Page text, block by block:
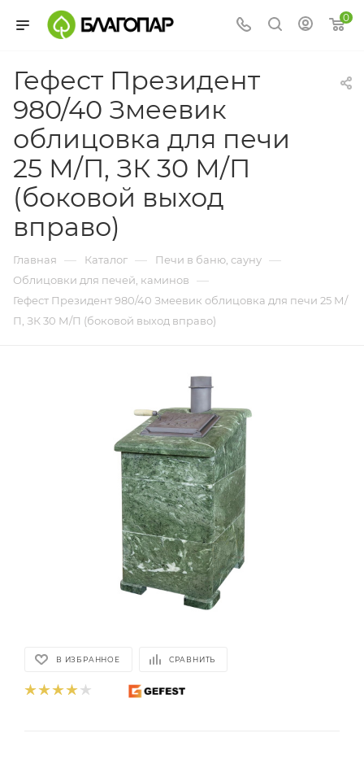
0
Гефест Президент
980/40 Змеевик
облицовка для печи
25 М/П, ЗК 30 М/П
(боковой выход
вправо)
Главная — Каталог — Печи в баню, сауну —
Облицовки для печей, каминов —
Гефест Президент 980/40 Змеевик облицовка для печи 25 М/
П, ЗК 30 М/П (боковой выход вправо)
В ИЗБРАННОЕ СРАВНИТЬ